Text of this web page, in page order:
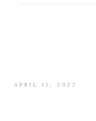
APRIL 11, 2022